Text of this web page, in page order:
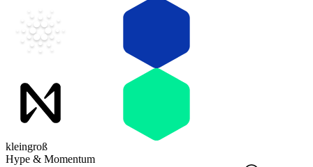
kleingroß
Hype & Momentum